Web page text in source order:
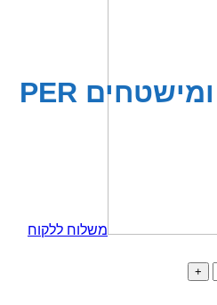
משלוח ללקוח
מבריק חלונות ומישטחים PER